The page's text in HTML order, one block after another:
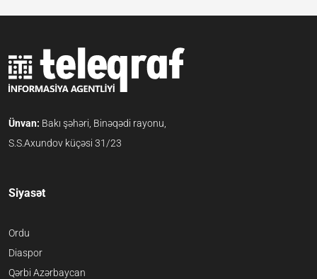
Ünvan: Bakı şəhəri, Binəqədi rayonu,
S.S.Axundov küçəsi 31/23
Siyasət
Ordu
Diaspor
Qərbi Azərbaycan